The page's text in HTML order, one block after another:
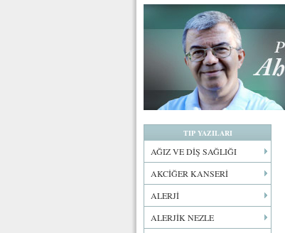
TIP YAZILARI
AĞIZ VE DİŞ SAĞLIĞI
AKCİĞER KANSERİ
ALERJİ
ALERJİK NEZLE